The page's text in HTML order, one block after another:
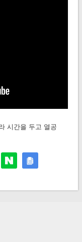
시간을 두고 열공